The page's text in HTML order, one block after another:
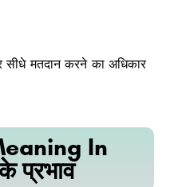
सीधे मतदान करने का अधिकार
In
प्रभाव